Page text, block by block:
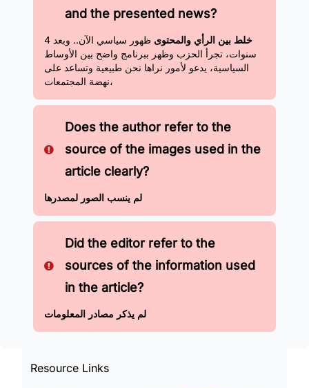
and the presented news?
خلط بين الرأي والمحتوى
ظهور سياسي الآن.. وبعد 4
سنوات، تجرأ الحزب وظهر ببرنامج واضح بين الأوساط
السياسية، يدعو لأمور نراها نحن طبيعية وتساعد على
نهضة المجتمعات،
Does the author refer to the
source of the images used in the
article clearly?
لم ينسب الصور لمصدرها
Did the editor refer to the
sources of the information used
in the article?
لم يذكر مصادر المعلومات
Resource Links